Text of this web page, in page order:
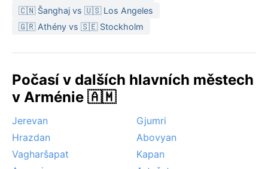
🇨🇳 Šanghaj vs 🇺🇸 Los Angeles
🇬🇷 Athény vs 🇸🇪 Stockholm
Počasí v dalších hlavních městech
v Arménie 🇦🇲
Jerevan
Gjumri
Hrazdan
Abovyan
Vagharšapat
Kapan